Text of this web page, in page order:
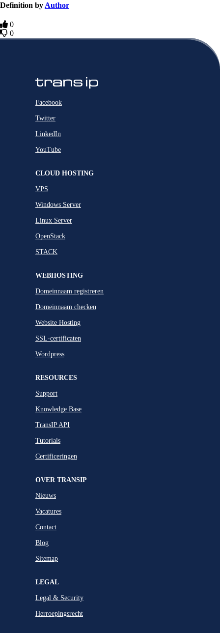
Definition by Author
0
0
Facebook
Twitter
LinkedIn
YouTube
CLOUD HOSTING
VPS
Windows Server
Linux Server
OpenStack
STACK
WEBHOSTING
Domeinnaam registreren
Domeinnaam checken
Website Hosting
SSL-certificaten
Wordpress
RESOURCES
Support
Knowledge Base
TransIP API
Tutorials
Certificeringen
OVER TRANSIP
Nieuws
Vacatures
Contact
Blog
Sitemap
LEGAL
Legal & Security
Herroepingsrecht